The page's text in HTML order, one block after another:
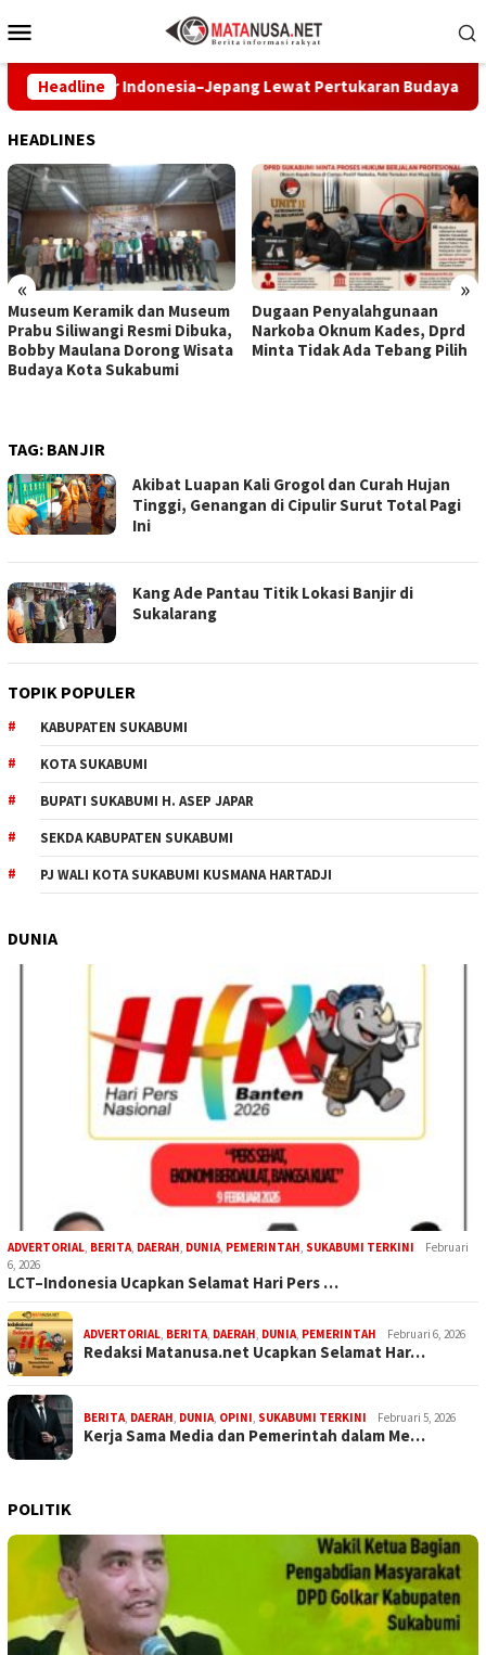
ke
Mobile
Headline
Pelajar Indonesia–Jepang Lewat Pertukaran Budaya dan Aksi
HEADLINES
« »
Museum Keramik dan Museum
Prabu Siliwangi Resmi Dibuka,
Bobby Maulana Dorong Wisata
Budaya Kota Sukabumi
Dugaan Penyalahgunaan
Narkoba Oknum Kades, Dprd
Minta Tidak Ada Tebang Pilih
TAG: BANJIR
Akibat Luapan Kali Grogol dan Curah Hujan
Tinggi, Genangan di Cipulir Surut Total Pagi
Ini
Kang Ade Pantau Titik Lokasi Banjir di
Sukalarang
TOPIK POPULER
KABUPATEN SUKABUMI
KOTA SUKABUMI
BUPATI SUKABUMI H. ASEP JAPAR
SEKDA KABUPATEN SUKABUMI
PJ WALI KOTA SUKABUMI KUSMANA HARTADJI
DUNIA
ADVERTORIAL, BERITA, DAERAH, DUNIA, PEMERINTAH, SUKABUMI TERKINI
Februari
6, 2026
LCT–Indonesia Ucapkan Selamat Hari Pers …
ADVERTORIAL, BERITA, DAERAH, DUNIA, PEMERINTAH Februari 6, 2026
Redaksi Matanusa.net Ucapkan Selamat Har…
BERITA, DAERAH, DUNIA, OPINI, SUKABUMI TERKINI Februari 5, 2026
Kerja Sama Media dan Pemerintah dalam Me…
POLITIK